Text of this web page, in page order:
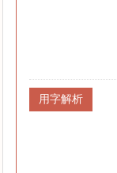
用字解析